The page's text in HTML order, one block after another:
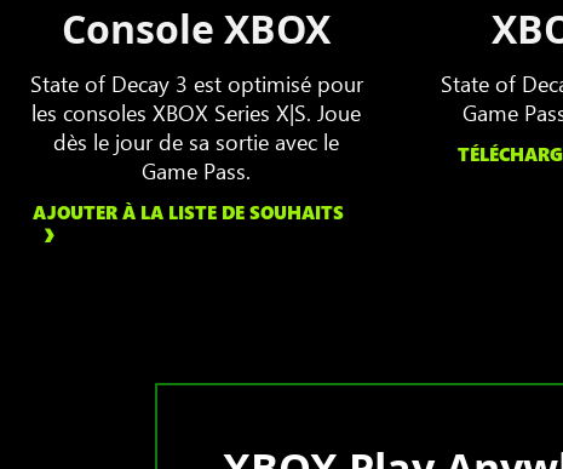
Console XBOX
State of Decay 3 est optimisé pour
les consoles XBOX Series X|S. Joue
dès le jour de sa sortie avec le
Game Pass.
AJOUTER À LA LISTE DE SOUHAITS
State of
Game